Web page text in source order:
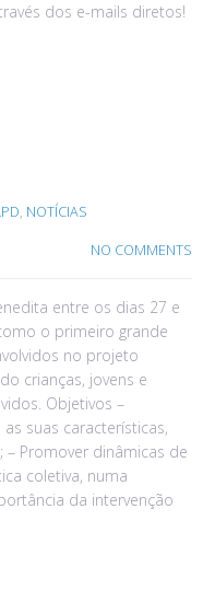
dos e-mails diretos!
, NOTÍCIAS
NO COMMENTS
entre os dias 27 e
o primeiro grande
no projeto
crianças, jovens e
Objetivos –
suas características,
Promover dinâmicas de
coletiva, numa
da intervenção